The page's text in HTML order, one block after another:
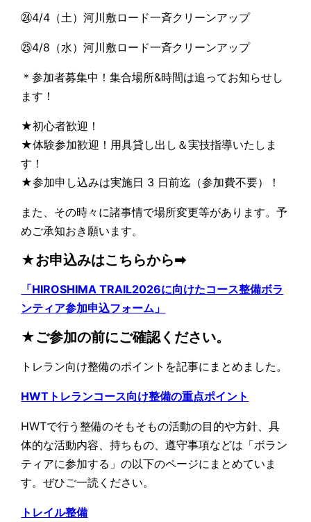
㉔4/4（土）河川敷ロード一斉クリーンアップ
㉕4/8（水）河川敷ロード一斉クリーンアップ
＊参加者募集中！集合場所&時間は追ってお知らせし
ます！
★初心者歓迎！
★体験参加歓迎！用具貸し出し＆実技指導いたしま
す！
★参加申し込みは実施日 3 日前迄（参加費不要）！
また、その時々に諸事情で場所変更等があります。予
めご承知おき願います。
★お申込みはこちらから➡
「HIROSHIMA TRAIL2026に向けたコース整備ボラ
ンティア参加申込フォーム」
★ご参加の前にご確認ください。
トレラン向け整備のポイントを記事にまとめました。
HWTトレランコース向け整備の重点ポイント
HWTで行う整備のそもそもの活動の目的や方針、具
体的な活動内容、持ちもの、遵守事項などは「ボラン
ティアに参加する」の以下のページにまとめていま
す。ぜひご一読ください。
トレイル整備